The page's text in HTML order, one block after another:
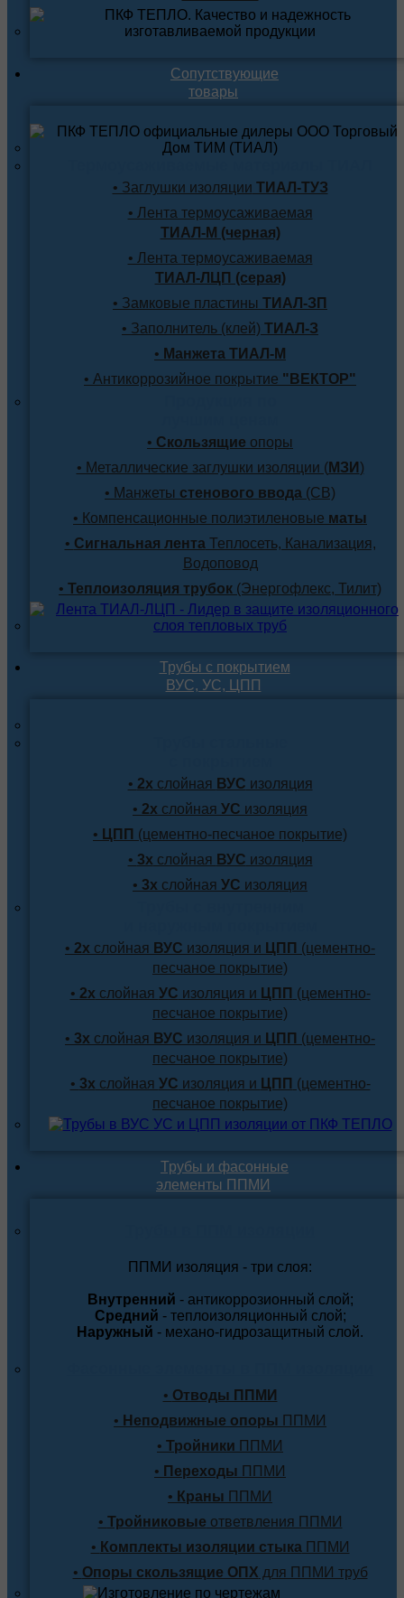
Сопутствующие
товары
• Заглушки изоляции ТИАЛ-ТУЗ
• Лента термоусаживаемая
ТИАЛ-М (черная)
• Лента термоусаживаемая
ТИАЛ-ЛЦП (серая)
• Замковые пластины ТИАЛ-ЗП
• Заполнитель (клей) ТИАЛ-З
• Манжета ТИАЛ-М
• Антикоррозийное покрытие "ВЕКТОР"
• Скользящие опоры
• Металлические заглушки изоляции (МЗИ )
• Манжеты стенового ввода (СВ)
• Компенсационные полиэтиленовые маты
• Сигнальная лентаТеплосеть, Канализация,
Водоповод
• Теплоизоляция трубок (Энергофлекс, Тилит)
Трубы с покрытием
ВУС, УС, ЦПП
• 2х слойная ВУС изоляция
• 2х слойная УС изоляция
• ЦПП (цементно-песчаное покрытие)
• 3х слойная ВУС изоляция
• 3х слойная УС изоляция
• 2х слойная ВУС изоляция и ЦПП (цементно-
песчаное покрытие)
• 2х слойная УС изоляция и ЦПП (цементно-
песчаное покрытие)
• 3х слойная ВУС изоляция и ЦПП (цементно-
песчаное покрытие)
• 3х слойная УС изоляция и ЦПП (цементно-
песчаное покрытие)
Трубы и фасонные
элементы ППМИ
ППМИ изоляция - три слоя:
Внутренний - антикоррозионный слой;
Средний - теплоизоляционный слой;
Наружный - механо-гидрозащитный слой.
• Отводы ППМИ
• Неподвижные опоры ППМИ
• Тройники ППМИ
• Переходы ППМИ
• Краны ППМИ
• Тройниковые ответвления ППМИ
• Комплекты изоляции стыкаППМИ
• Опоры скользящие ОПХ для ППМИ труб